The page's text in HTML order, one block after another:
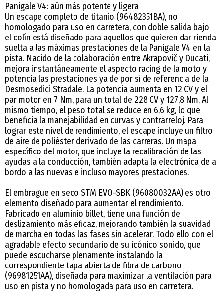
Panigale V4: aún más potente y ligera
Un escape completo de titanio (96482351BA), no
homologado para uso en carretera, con doble salida bajo
el colín está diseñado para aquellos que quieren dar rienda
suelta a las máximas prestaciones de la Panigale V4 en la
pista. Nacido de la colaboración entre Akrapovič y Ducati,
mejora instantáneamente el aspecto racing de la moto y
potencia las prestaciones ya de por sí de referencia de la
Desmosedici Stradale. La potencia aumenta en 12 CV y el
par motor en 7 Nm, para un total de 228 CV y 127,8 Nm. Al
mismo tiempo, el peso total se reduce en 6,6 kg, lo que
beneficia la manejabilidad en curvas y contrarreloj. Para
lograr este nivel de rendimiento, el escape incluye un filtro
de aire de poliéster derivado de las carreras. Un mapa
específico del motor, que incluye la recalibración de las
ayudas a la conducción, también adapta la electrónica de a
bordo a las nuevas e incluso mayores prestaciones.
El embrague en seco STM EVO-SBK (96080032AA) es otro
elemento diseñado para aumentar el rendimiento.
Fabricado en aluminio billet, tiene una función de
deslizamiento más eficaz, mejorando también la suavidad
de marcha en todas las fases sin acelerar. Todo ello con el
agradable efecto secundario de su icónico sonido, que
puede escucharse plenamente instalando la
correspondiente tapa abierta de fibra de carbono
(96981251AA), diseñada para maximizar la ventilación para
uso en pista y no homologada para uso en carretera.